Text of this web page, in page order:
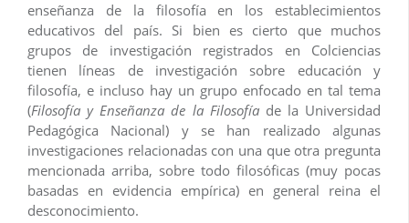
enseñanza de la filosofía en los establecimientos
educativos del país. Si bien es cierto que muchos
grupos de investigación registrados en Colciencias
tienen líneas de investigación sobre educación y
filosofía, e incluso hay un grupo enfocado en tal tema
(Filosofía y Enseñanza de la Filosofíade la Universidad
Pedagógica Nacional) y se han realizado algunas
investigaciones relacionadas con una que otra pregunta
mencionada arriba, sobre todo filosóficas (muy pocas
basadas en evidencia empírica) en general reina el
desconocimiento.